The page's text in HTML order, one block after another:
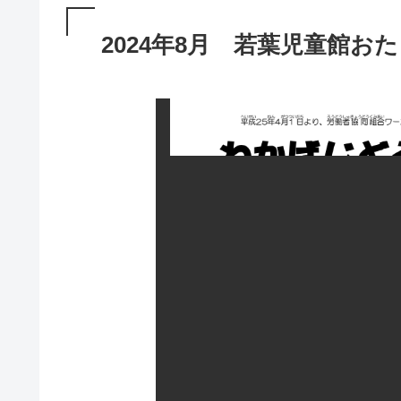
2024年8月 若葉児童館お